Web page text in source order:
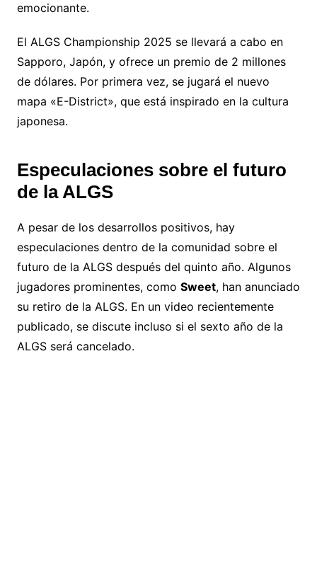
emocionante.
El ALGS Championship 2025 se llevará a cabo en
Sapporo, Japón, y ofrece un premio de 2 millones
de dólares. Por primera vez, se jugará el nuevo
mapa «E-District», que está inspirado en la cultura
japonesa.
Especulaciones sobre el futuro
de la ALGS
A pesar de los desarrollos positivos, hay
especulaciones dentro de la comunidad sobre el
futuro de la ALGS después del quinto año. Algunos
jugadores prominentes, como Sweet, han anunciado
su retiro de la ALGS. En un video recientemente
publicado, se discute incluso si el sexto año de la
ALGS será cancelado.